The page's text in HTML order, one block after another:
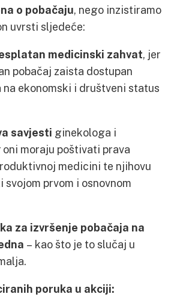
o pobačaju, nego inzistiramo
uvrsti sljedeće:
medicinski zahvat, jer
pobačaj zaista dostupan
na ekonomski i društveni status
savjesti ginekologa i
moraju poštivati prava
medicini te njihovu
prvom i osnovnom
za izvršenje pobačaja na
– kao što je to slučaj u
poruka u akciji: